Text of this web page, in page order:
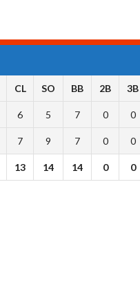
CL SO BB 2B 3B
6 5 7 0 0
7 9 7 0 0
13 14 14 0 0